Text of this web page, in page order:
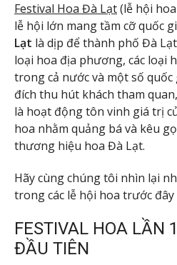
Festival Hoa Đà Lạt(lễ hội
lễ hội lớn mang tầm cỡ quốc
Lạt là dịp để thành phố Đà
loại hoa địa phương, các loại
trong cả nước và một số quốc
đích thu hút khách tham
là hoạt động tôn vinh giá trị
hoa nhằm quảng bá và kêu
thương hiệu hoa Đà Lạt.
Hãy cùng chúng tôi nhìn lại
trong các lễ hội hoa trước đây
FESTIVAL HOA LẦN
ĐẦU TIÊN